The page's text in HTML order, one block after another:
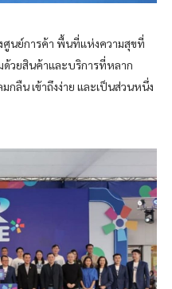
ศูนย์การค้า พื้นที่แห่งความสุขที่
ด้วยสินค้าและบริการที่หลาก
ลืน เข้าถึงง่าย และเป็นส่วนหนึ่ง